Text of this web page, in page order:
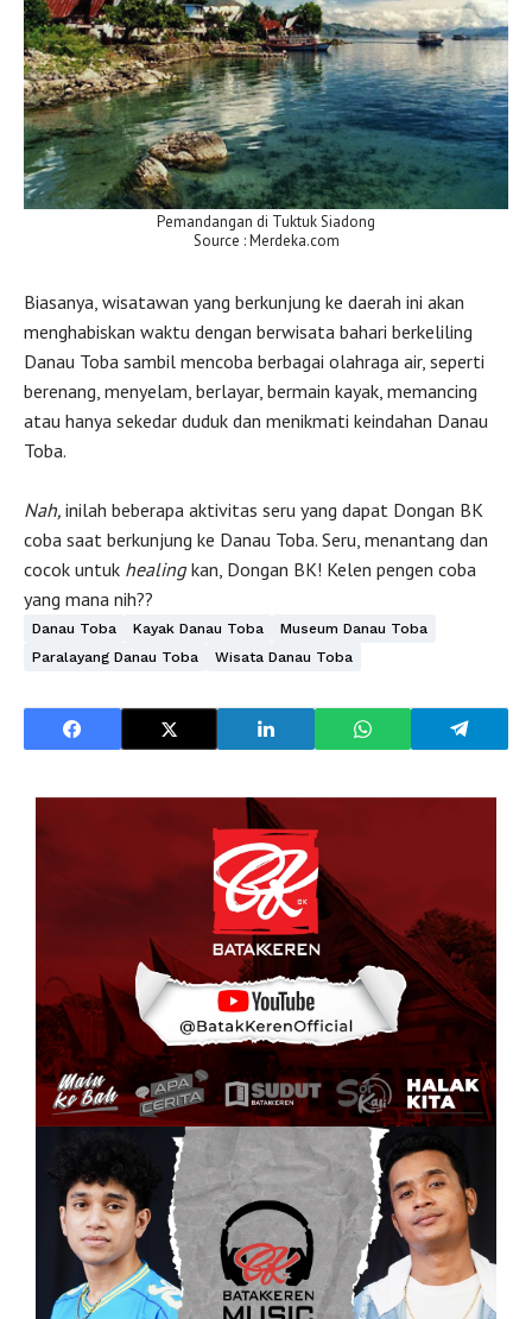
Pemandangan di Tuktuk Siadong
Source : Merdeka.com
Biasanya, wisatawan yang berkunjung ke daerah ini akan
menghabiskan waktu dengan berwisata bahari berkeliling
Danau Toba sambil mencoba berbagai olahraga air, seperti
berenang, menyelam, berlayar, bermain kayak, memancing
atau hanya sekedar duduk dan menikmati keindahan Danau
Toba.
Nah, inilah beberapa aktivitas seru yang dapat Dongan BK
coba saat berkunjung ke Danau Toba. Seru, menantang dan
cocok untuk healingkan, Dongan BK! Kelen pengen coba
yang mana nih??
Danau Toba Kayak Danau Toba
Museum Danau Toba
Paralayang Danau Toba
Wisata Danau Toba